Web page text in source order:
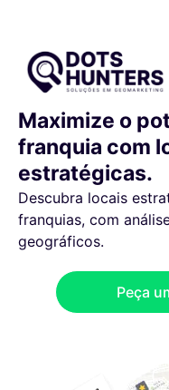
Maximize o
franquia com
estratégicas.
Descubra locais
franquias, com
geográficos.
Peça